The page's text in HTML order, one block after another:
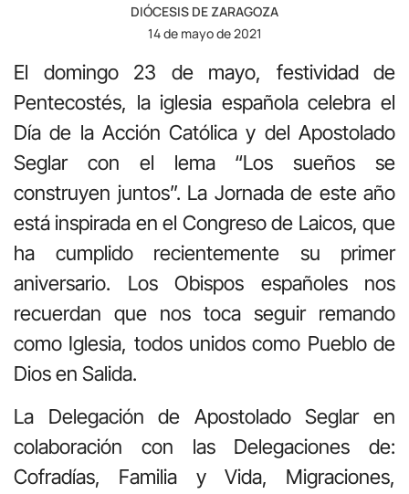
DIÓCESIS DE ZARAGOZA
14 de mayo de 2021
El domingo 23 de mayo, festividad de
Pentecostés, la iglesia española celebra el
Día de la Acción Católica y del Apostolado
Seglar con el lema “Los sueños se
construyen juntos”. La Jornada de este año
está inspirada en el Congreso de Laicos, que
ha cumplido recientemente su primer
aniversario. Los Obispos españoles nos
recuerdan que nos toca seguir remando
como Iglesia, todos unidos como Pueblo de
Dios en Salida.
La Delegación de Apostolado Seglar en
colaboración con las Delegaciones de:
Cofradías, Familia y Vida, Migraciones,